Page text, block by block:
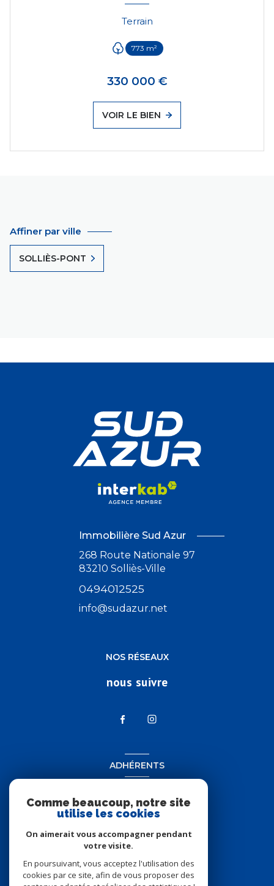
Terrain
773 m²
330 000 €
VOIR LE BIEN
Affiner par ville
SOLLIÈS-PONT
Immobilière Sud Azur
268 Route Nationale 97
83210 Solliès-Ville
0494012525
info@sudazur.net
NOS RÉSEAUX
nous suivre
ADHÉRENTS
Comme beaucoup, notre site
utilise les cookies
On aimerait vous accompagner pendant
votre visite.
En poursuivant, vous acceptez l'utilisation des
cookies par ce site, afin de vous proposer des